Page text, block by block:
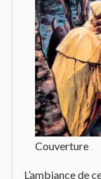
Couverture
L’ambiance de